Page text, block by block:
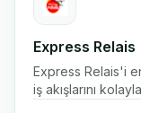
Express Relais
Express Relais'i
iş akışlarını